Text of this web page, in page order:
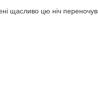
щасливо цю ніч